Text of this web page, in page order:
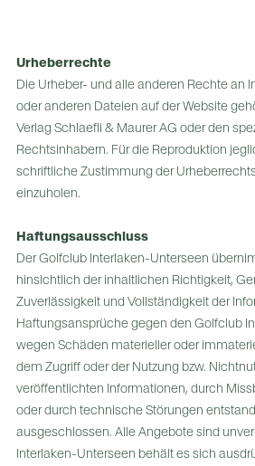
Urheberrechte
Die Urheber- und alle anderen Rechte an
oder anderen Dateien auf der Website
Verlag Schlaefli & Maurer AG oder den
Rechtsinhabern. Für die Reproduktion
schriftliche Zustimmung der
einzuholen.
Haftungsausschluss
Der Golfclub Interlaken-Unterseen
hinsichtlich der inhaltlichen Richtigkeit,
Zuverlässigkeit und Vollständigkeit der
Haftungsansprüche gegen den Golfclub
wegen Schäden materieller oder
dem Zugriff oder der Nutzung bzw.
veröffentlichten Informationen, durch
oder durch technische Störungen
ausgeschlossen. Alle Angebote sind
Interlaken-Unterseen behält es sich